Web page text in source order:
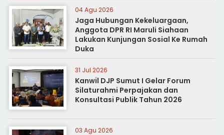
04 Agu 2026
Jaga Hubungan Kekeluargaan,
Anggota DPR RI Maruli Siahaan
Lakukan Kunjungan Sosial Ke Rumah
Duka
31 Jul 2026
Kanwil DJP Sumut I Gelar Forum
Silaturahmi Perpajakan dan
Konsultasi Publik Tahun 2026
03 Agu 2026